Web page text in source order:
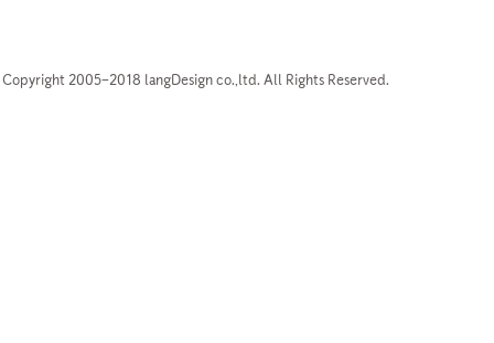
Copyright 2005–2018 langDesign co.,ltd. All Rights Reserved.